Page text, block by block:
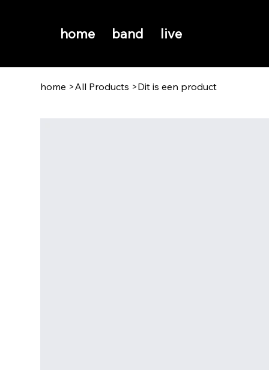
home band live
home >All Products >Dit is een product